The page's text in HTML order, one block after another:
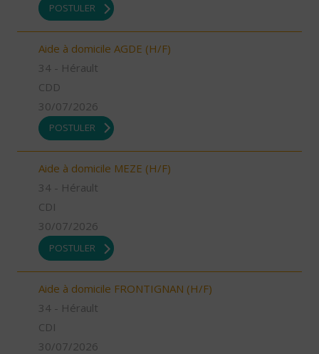
POSTULER
Aide à domicile AGDE (H/F)
34 - Hérault
CDD
30/07/2026
POSTULER
Aide à domicile MEZE (H/F)
34 - Hérault
CDI
30/07/2026
POSTULER
Aide à domicile FRONTIGNAN (H/F)
34 - Hérault
CDI
30/07/2026